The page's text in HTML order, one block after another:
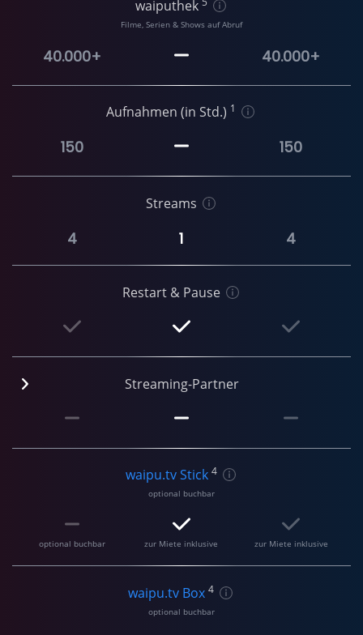
waiputhek
Filme, Serien & Shows auf Abruf
40.000+ 40.000+
Aufnahmen (in Std.) 1
150 150
Streams
4 1 4
Restart & Pause
Streaming-Partner
waipu.tv Stick 4
optional buchbar
optional buchbar zur Miete inklusive zur Miete inklusive
waipu.tv Box 4
optional buchbar